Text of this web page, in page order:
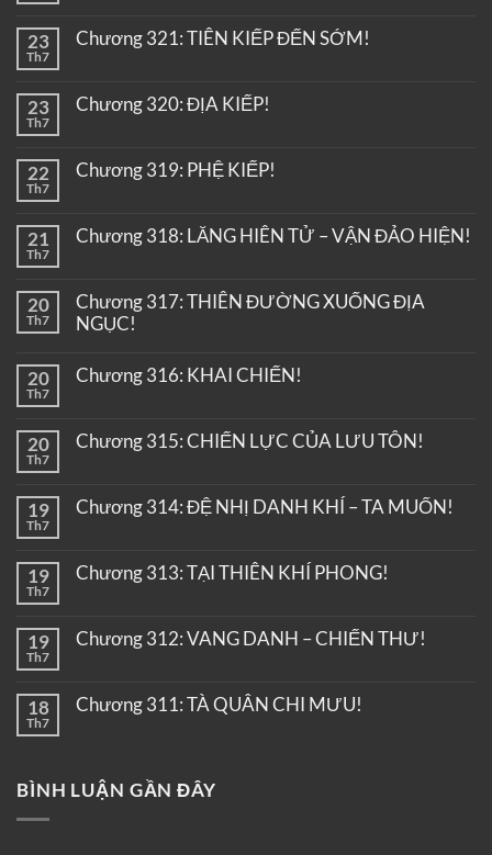
23
Th7
Chương 321: TIÊN KIẾP ĐẾN SỚM!
23
Th7
Chương 320: ĐỊA KIẾP!
22
Th7
Chương 319: PHỆ KIẾP!
21
Th7
Chương 318: LĂNG HIÊN TỬ – VẬN ĐẢO HIỆN!
20
Th7
Chương 317: THIÊN ĐƯỜNG XUỐNG ĐỊA
NGỤC!
20
Th7
Chương 316: KHAI CHIẾN!
20
Th7
Chương 315: CHIẾN LỰC CỦA LƯU TÔN!
19
Th7
Chương 314: ĐỆ NHỊ DANH KHÍ – TA MUỐN!
19
Th7
Chương 313: TẠI THIÊN KHÍ PHONG!
19
Th7
Chương 312: VANG DANH – CHIẾN THƯ!
18
Th7
Chương 311: TÀ QUÂN CHI MƯU!
BÌNH LUẬN GẦN ĐÂY